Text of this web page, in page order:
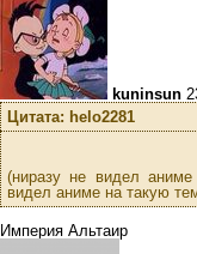
kuninsun
Цитата: helo2281
(ниразу не видел
видел аниме на такую
Империя Альтаир